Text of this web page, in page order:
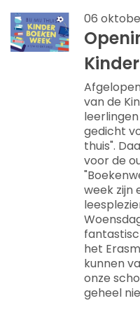
06
van de
gedicht
thuis".
voor de
week zijn
het
kunnen
onze
geheel